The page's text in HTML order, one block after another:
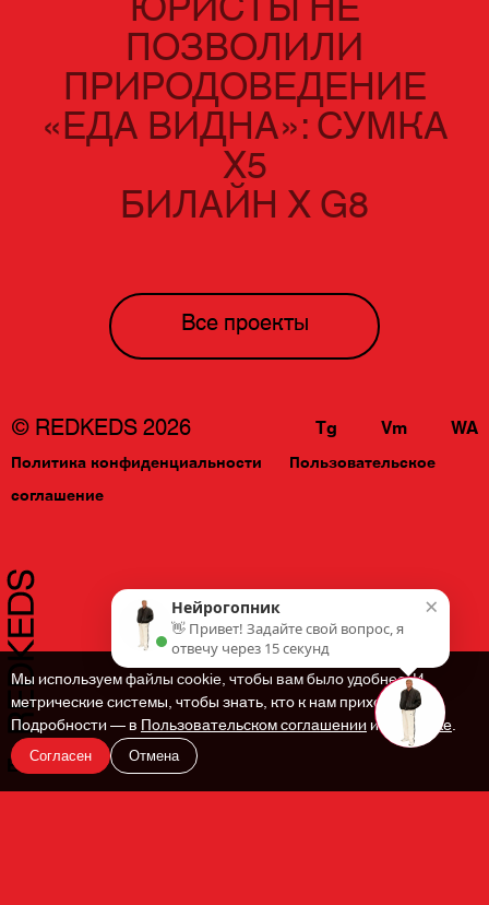
En
ПОЗВОЛИЛИ
ПРИРОДОВЕДЕНИЕ
«ЕДА ВИДНА»: СУМКА
Х5
БИЛАЙН Х G8
Все проекты
© REDKEDS 2026 Tg Vm WA
Политика конфиденциальности
Пользовательское
соглашение
Мы используем файлы cookie, чтобы вам было удобнее. И
метрические системы, чтобы знать, кто к нам приходит.
Подробности — вПользовательском соглашениии Политике.
Согласен Отмена
×
Нейрогопник
👋 Привет! Задайте свой вопрос, я
отвечу через 15 секунд